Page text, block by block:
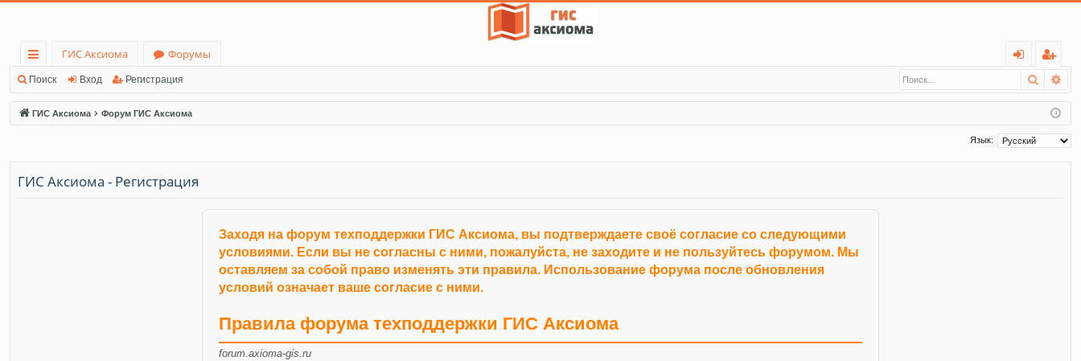
с
ы
лк
ГИС Аксиома
Форумы
д
ег
ис
тр
Поиск Вход Регистрация Поиск
ГИС Аксиома Форум ГИС Аксиома
Язык:
ГИС Аксиома - Регистрация
Заходя на форум техподдержки ГИС Аксиома, вы подтверждаете своё согласие со следующими
условиями. Если вы не согласны с ними, пожалуйста, не заходите и не пользуйтесь форумом. Мы
оставляем за собой право изменять эти правила. Использование форума после обновления
условий означает ваше согласие с ними.
Правила форума техподдержки ГИС Аксиома
forum.axioma-gis.ru